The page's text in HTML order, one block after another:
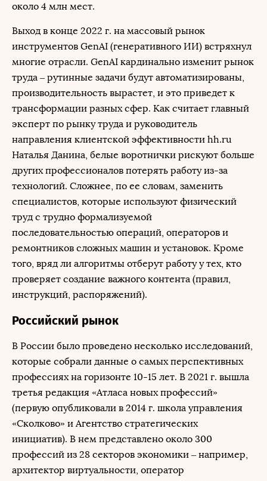
около 4 млн мест.
Выход в конце 2022 г. на массовый рынок
инструментов GenAI (генеративного ИИ) встряхнул
многие отрасли. GenAI кардинально изменит рынок
труда – рутинные задачи будут автоматизированы,
производительность вырастет, и это приведет к
трансформации разных сфер. Как считает главный
эксперт по рынку труда и руководитель
направления клиентской эффективности hh.ru
Наталья Данина, белые воротнички рискуют больше
других профессионалов потерять работу из-за
технологий. Сложнее, по ее словам, заменить
специалистов, которые используют физический
труд с трудно формализуемой
последовательностью операций, операторов и
ремонтников сложных машин и установок. Кроме
того, вряд ли алгоритмы отберут работу у тех, кто
проверяет создание важного контента (правил,
инструкций, распоряжений).
Российский рынок
В России было проведено несколько исследований,
которые собрали данные о самых перспективных
профессиях на горизонте 10-15 лет. В 2021 г. вышла
третья редакция «Атласа новых профессий»
(первую опубликовали в 2014 г. школа управления
«Сколково» и Агентство стратегических
инициатив). В нем представлено около 300
профессий из 28 секторов экономики – например,
архитектор виртуальности, оператор